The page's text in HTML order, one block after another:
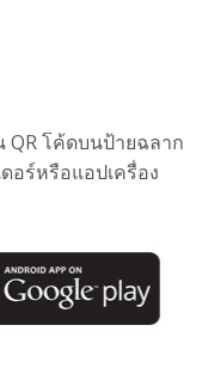
QR โค้ดบนป้ายฉลาก
อร์หรือแอปเครื่อง